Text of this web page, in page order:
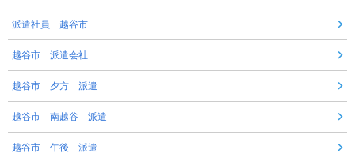
派遣社員 越谷市
越谷市 派遣会社
越谷市 夕方 派遣
越谷市 南越谷 派遣
越谷市 午後 派遣